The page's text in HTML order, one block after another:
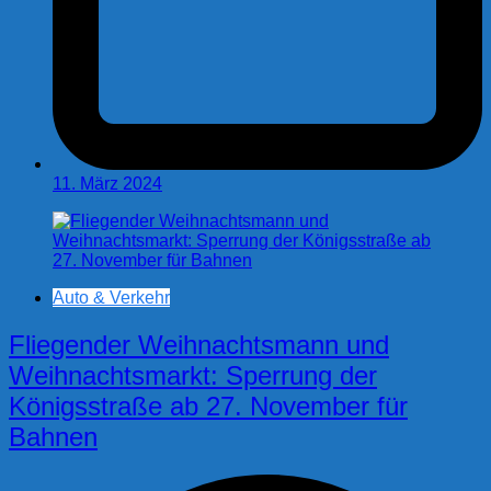
11. März 2024
Auto & Verkehr
Fliegender Weihnachtsmann und
Weihnachtsmarkt: Sperrung der
Königsstraße ab 27. November für
Bahnen